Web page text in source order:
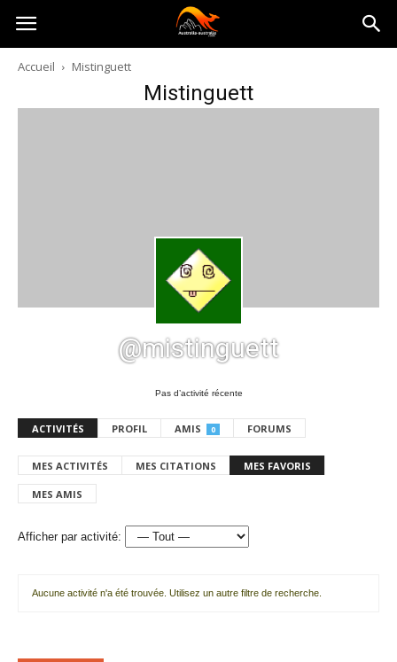
Australia-
australie.com
Accueil Mistinguett
Mistinguett
@mistinguett
Pas d’activité récente
ACTIVITÉS PROFIL AMIS 0 FORUMS
MES ACTIVITÉS MES CITATIONS MES FAVORIS
MES AMIS
Afficher par activité:
Aucune activité n'a été trouvée. Utilisez un autre filtre de recherche.